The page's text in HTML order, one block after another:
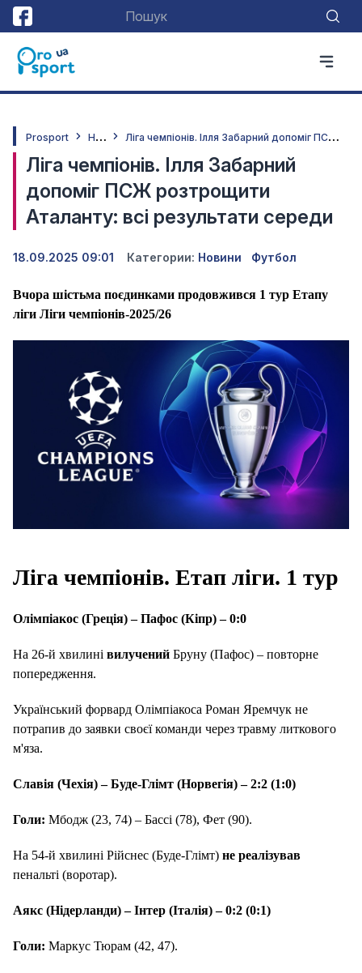
Prosport Н
овини Л
іга чемпіонів. Ілля Забарний допоміг ПСЖ розтрощити Аталанту: всі результати середи
Ліга чемпіонів. Ілля Забарний
допоміг ПСЖ розтрощити
Аталанту: всі результати середи
18.09.2025 09:01 Категории: Новини Футбол
Вчора шістьма поєдинками продовжився 1 тур Етапу
ліги Ліги чемпіонів-2025/26
Ліга чемпіонів. Етап ліги. 1 тур
Олімпіакос (Греція) – Пафос (Кіпр) – 0:0
На 26-й хвилині вилучений Бруну (Пафос) – повторне
попередження.
Український форвард Олімпіакоса Роман Яремчук не
потрапив до заявки своєї команди через травму литкового
м'яза.
Славія (Чехія) – Буде-Глімт (Норвегія) – 2:2 (1:0)
Голи: Мбодж (23, 74) – Бассі (78), Фет (90).
На 54-й хвилині Рійснес (Буде-Глімт) не реалізував
пенальті (воротар).
Аякс (Нідерланди) – Інтер (Італія) – 0:2 (0:1)
Голи: Маркус Тюрам (42, 47).